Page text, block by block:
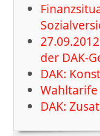
der DAK-
DAK:
DAK: